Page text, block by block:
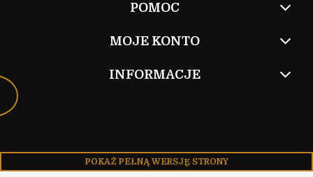
POMOC
MOJE KONTO
INFORMACJE
POKAŻ PEŁNĄ WERSJĘ STRONY